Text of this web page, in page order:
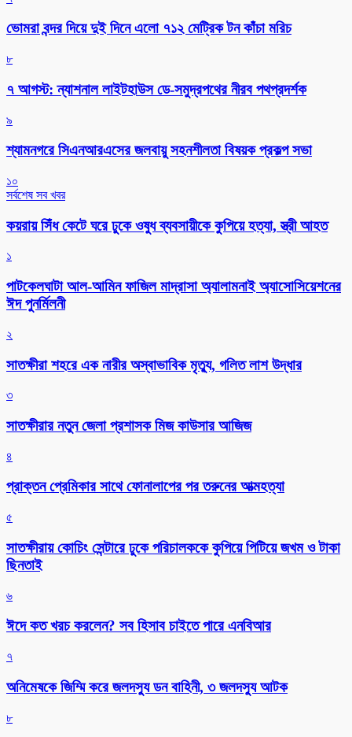
ভোমরা বন্দর দিয়ে দুই দিনে এলো ৭১২ মেট্রিক টন কাঁচা মরিচ
৮
৭ আগস্ট: ন্যাশনাল লাইটহাউস ডে-সমুদ্রপথের নীরব পথপ্রদর্শক
৯
শ্যামনগরে সিএনআরএসের জলবায়ু সহনশীলতা বিষয়ক প্রকল্প সভা
১০
সর্বশেষ সব খবর
কয়রায় সিঁধ কেটে ঘরে ঢুকে ওষুধ ব্যবসায়ীকে কুপিয়ে হত্যা, স্ত্রী আহত
১
পাটকেলঘাটা আল-আমিন ফাজিল মাদ্রাসা অ্যালামনাই অ্যাসোসিয়েশনের
ঈদ পুনর্মিলনী
২
সাতক্ষীরা শহরে এক নারীর অস্বাভাবিক মৃত্যু, গলিত লাশ উদ্ধার
৩
সাতক্ষীরার নতুন জেলা প্রশাসক মিজ কাউসার আজিজ
৪
প্রাক্তন প্রেমিকার সাথে ফোনালাপের পর তরুনের আত্মহত্যা
৫
সাতক্ষীরায় কোচিং সেন্টারে ঢুকে পরিচালককে কুপিয়ে পিটিয়ে জখম ও টাকা
ছিনতাই
৬
ঈদে কত খরচ করলেন? সব হিসাব চাইতে পারে এনবিআর
৭
অনিমেষকে জিম্মি করে জলদস্যু ডন বাহিনী, ৩ জলদস্যু আটক
৮